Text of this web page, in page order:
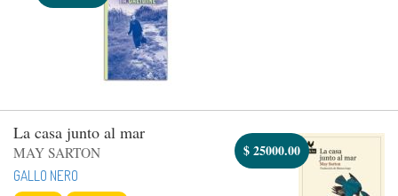
La casa junto al mar
MAY SARTON
GALLO NERO
$25000.00